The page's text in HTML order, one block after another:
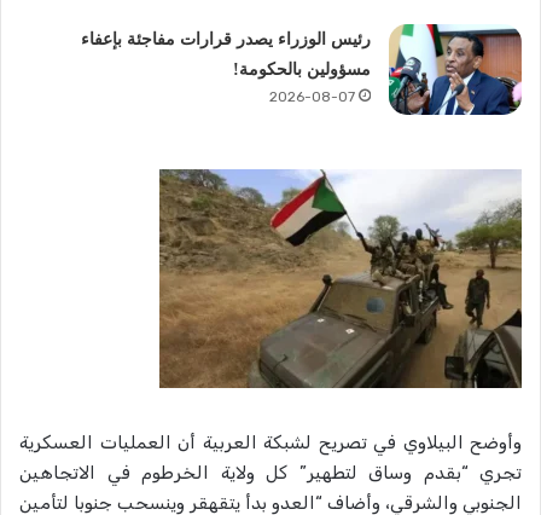
رئيس الوزراء يصدر قرارات مفاجئة بإعفاء
مسؤولين بالحكومة!
2026-08-07
وأوضح البيلاوي في تصريح لشبكة العربية أن العمليات العسكرية
تجري “بقدم وساق لتطهير” كل ولاية الخرطوم في الاتجاهين
الجنوبي والشرقي، وأضاف “العدو بدأ يتقهقر وينسحب جنوبا لتأمين